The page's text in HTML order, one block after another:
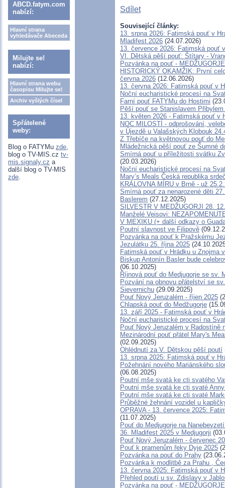
ABCD.fatym.com
nabízí:
Hlavní strana
vyhledávače Abeceda
Milujte se!
nabízí:
Hlavní strana webu
časopisu Milujte se!
Archiv vyšlých čísel
Spřátelené
weby:
Blog o FATYMu zde,
blog o TV-MIS.cz tv-
mis.signaly.cz a
další blog o TV-MIS
zde.
Sdílet
Související články:
13. srpna 2026: Fatimská pouť v
Mladifest 2026 (24.07.2026)
13. července 2026: Fatimská pouť
VI. Dětská pěší pouť: Štítary -
Pozvánka na pouť -
HISTORICKÝ OKAMŽIK: První
června 2026 (12.06.2026)
13. června 2026: Fatimská pouť v
Noční eucharistické procesí na
Farní pouť FATYMu do Hostimi
Pěší pouť se Stanislavem Přibylem
13. květen 2026 - Fatimská pouť v
NOC MILOSTÍ - odprošování,
v Újezdě u Valašských Klobouk
Z Třebíče na květnovou pouť do
Mládežnická pěší pouť ze Šumné
Smírná pouť u příležitosti svátku
(20.03.2026)
Noční eucharistické procesí na
Mary’s Meals Česká republika
KRÁLOVNA MÍRU v Brně - už
Smírná pouť za nenarozené děti
Baslerem (27.12.2025)
SILVESTR V MEDŽUGORJI 28.
Manželé Veisovi:
V MEXIKU (+ další odkazy o
Poutní slavnost ve Filipově
Pozvánka na pouť k Pražskému
Jezulátku 25. října 2025
Fatimská pouť v Hrádku u Znojma
Biskup Antonín Basler bude
(06.10.2025)
Říjnová pouť do Medjugorje se sv.
Pozvání na obnovu přátelství se
Sievernichu (29.09.2025)
Pouť Nový Jeruzalém - říjen 2025
Chlapská pouť do Medžugorje
13. září 2025 - Fatimská pouť v
Noční eucharistické procesí na
Pouť Nový Jeruzalém v Radostíně
Mezinárodní pouť přátel Mary's
(02.09.2025)
Ohlédnutí za V. Dětskou pěší poutí
13. srpna 2025: Fatimská pouť v
Požehnání nového Mariánského
(06.08.2025)
Poutní mše svatá ke cti svatého
Poutní mše svatá ke cti svaté
Poutní mše svatá ke cti svaté
Průběžné žehnání vozidel u
OPRAVA - 13. července 2025:
(11.07.2025)
Pouť do Medjugorje na
36. Mladifest 2025 v Medjugorji
Pouť Nový Jeruzalém - červenec
Pouť k pramenům řeky Dyje 2025
Pozvánka na pouť do Prahy
Pozvánka k modlitbě za Prahu ,
13. června 2025: Fatimská pouť v
Přehled poutí u sv. Zdislavy v
Pozvánka na pouť -